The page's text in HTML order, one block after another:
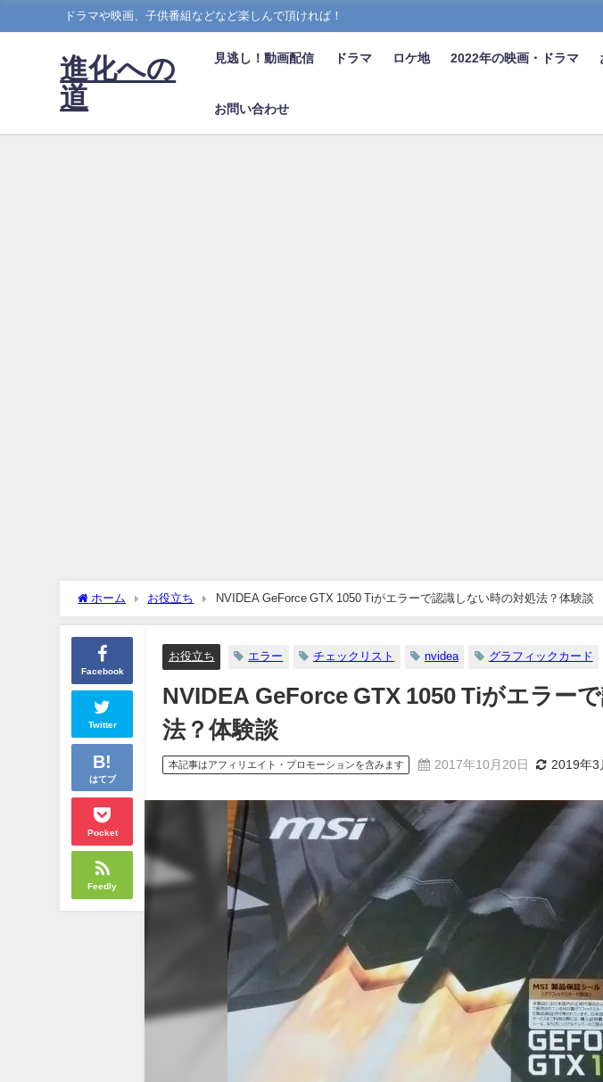
ドラマや映画、子供番組などなど楽しんで頂ければ！
進化への
道
見逃し！動画配信 ドラマ ロケ地 2022年の映画・ドラマ
お問い合わせ
ホーム お役立ち NVIDEA GeForce GTX 1050 Tiがエラーで認識しない時の対処法？体験談
Facebook
Twitter
はてブ
Pocket
Feedly
お役立ち エラー チェックリスト nvidea グラフィックカード
NVIDEA GeForce GTX 1050 Tiがエラー
法？体験談
本記事はアフィリエイト・プロモーションを含みます 2017年10月20日 2019年3